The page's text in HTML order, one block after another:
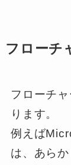
フローチ
フローチ
ります。
例えば
は、あら